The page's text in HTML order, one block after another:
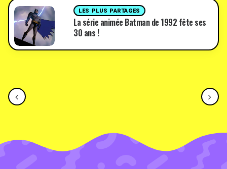
LES PLUS PARTAGES
La série animée Batman de 1992 fête ses
30 ans !